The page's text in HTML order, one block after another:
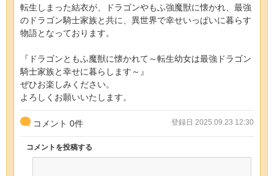
転生しまった結衣が、ドラゴンやもふ強魔獣に懐かれ、最強
のドラゴン騎士家族と共に、異世界で幸せいっぱいに暮らす
物語となっております。
『ドラゴンともふ魔獣に懐かれて～転生幼女は最強ドラゴン
騎士家族と幸せに暮らします～』
ぜひお楽しみください。
よろしくお願いいたします。
コメント 0件 登録日 2025.09.23 12:30
コメントを投稿する